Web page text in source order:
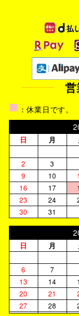
■ ：休業日です。
日 月
2
3
9
10
16
17
23
24
30
31
日 月
6
7
13
14
20
21
27
28